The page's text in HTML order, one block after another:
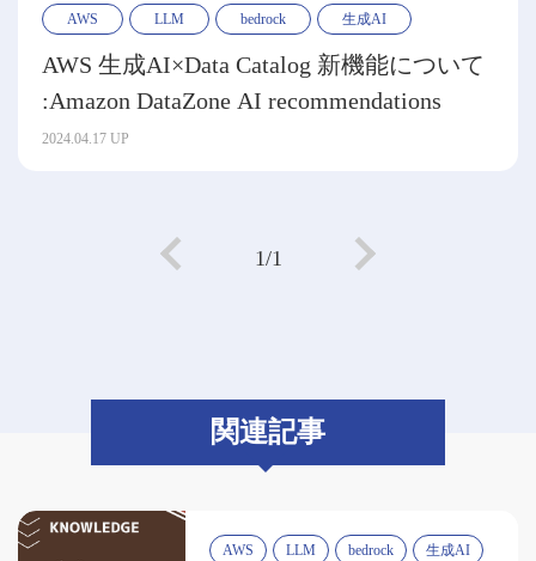
AWS LLM bedrock 生成AI
AWS 生成AI×Data Catalog 新機能について
:Amazon DataZone AI recommendations
2024.04.17 UP
1/1
関連記事
AWS LLM bedrock 生成AI